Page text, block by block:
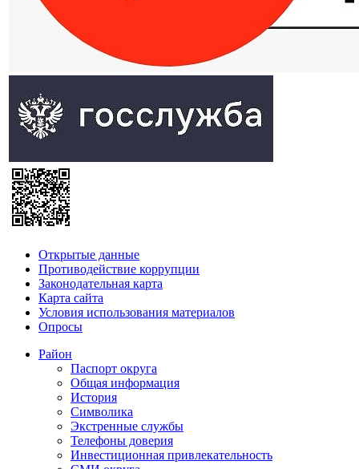
Открытые данные
Противодействие коррупции
Законодательная карта
Карта сайта
Условия использования материалов
Опросы
Район
Паспорт округа
Общая информация
История
Символика
Экстренные службы
Телефоны доверия
Инвестиционная привлекательность